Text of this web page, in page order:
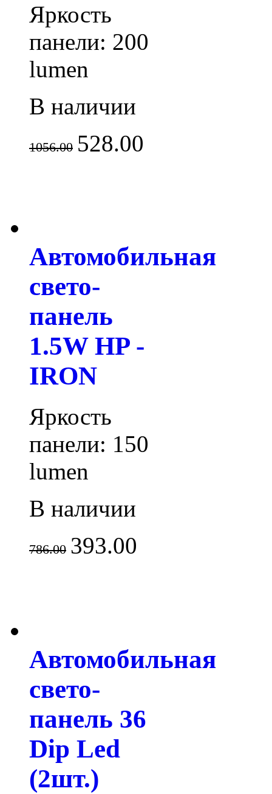
Яркость
панели: 200
lumen
В наличии
1056.00 528.00
Автомобильная
свето-
панель
1.5W HP -
IRON
Яркость
панели: 150
lumen
В наличии
786.00 393.00
Автомобильная
свето-
панель 36
Dip Led
(2шт.)